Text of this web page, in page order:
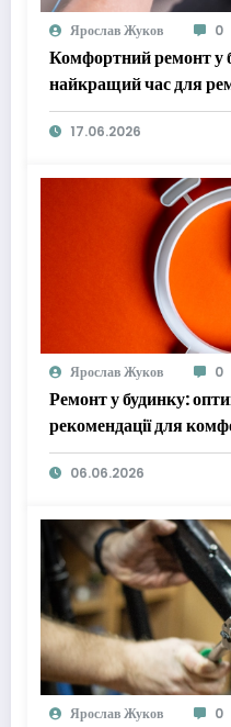
Ярослав Жуков 0
Комфортний ремонт у
найкращий час для
17.06.2026
Ярослав Жуков 0
Ремонт у будинку:
рекомендації для
06.06.2026
Ярослав Жуков 0